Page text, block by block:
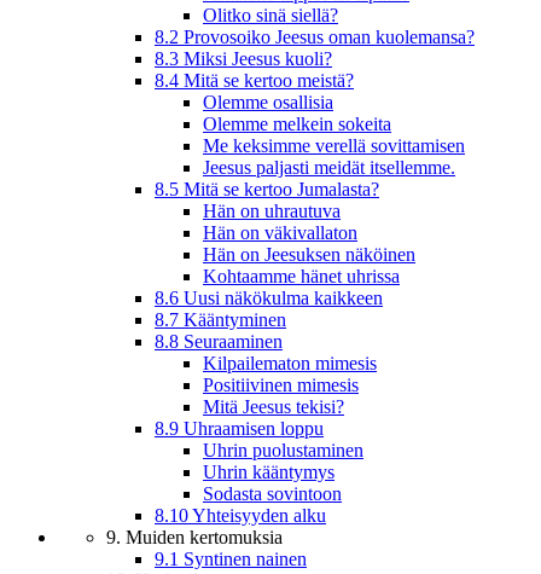
Olitko sinä siellä?
8.2 Provosoiko Jeesus oman kuolemansa?
8.3 Miksi Jeesus kuoli?
8.4 Mitä se kertoo meistä?
Olemme osallisia
Olemme melkein sokeita
Me keksimme verellä sovittamisen
Jeesus paljasti meidät itsellemme.
8.5 Mitä se kertoo Jumalasta?
Hän on uhrautuva
Hän on väkivallaton
Hän on Jeesuksen näköinen
Kohtaamme hänet uhrissa
8.6 Uusi näkökulma kaikkeen
8.7 Kääntyminen
8.8 Seuraaminen
Kilpailematon mimesis
Positiivinen mimesis
Mitä Jeesus tekisi?
8.9 Uhraamisen loppu
Uhrin puolustaminen
Uhrin kääntymys
Sodasta sovintoon
8.10 Yhteisyyden alku
9. Muiden kertomuksia
9.1 Syntinen nainen